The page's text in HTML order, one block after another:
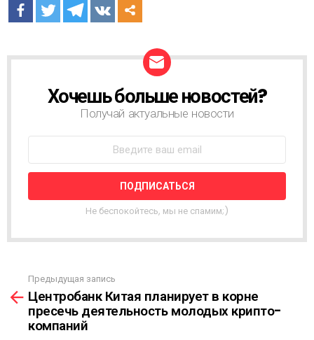
О
Т
Н
Я
С
Ы
Л
К
А
Хочешь больше новостей?
Получай актуальные новости
Не беспокойтесь, мы не спамим;)
м
Предыдущая запись
Центробанк Китая планирует в корне
пресечь деятельность молодых крипто-
компаний